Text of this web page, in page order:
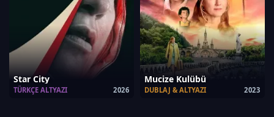
Star City
2026
TÜRKÇE ALTYAZI
Mucize Kulübü
2023
DUBLAJ & ALTYAZI